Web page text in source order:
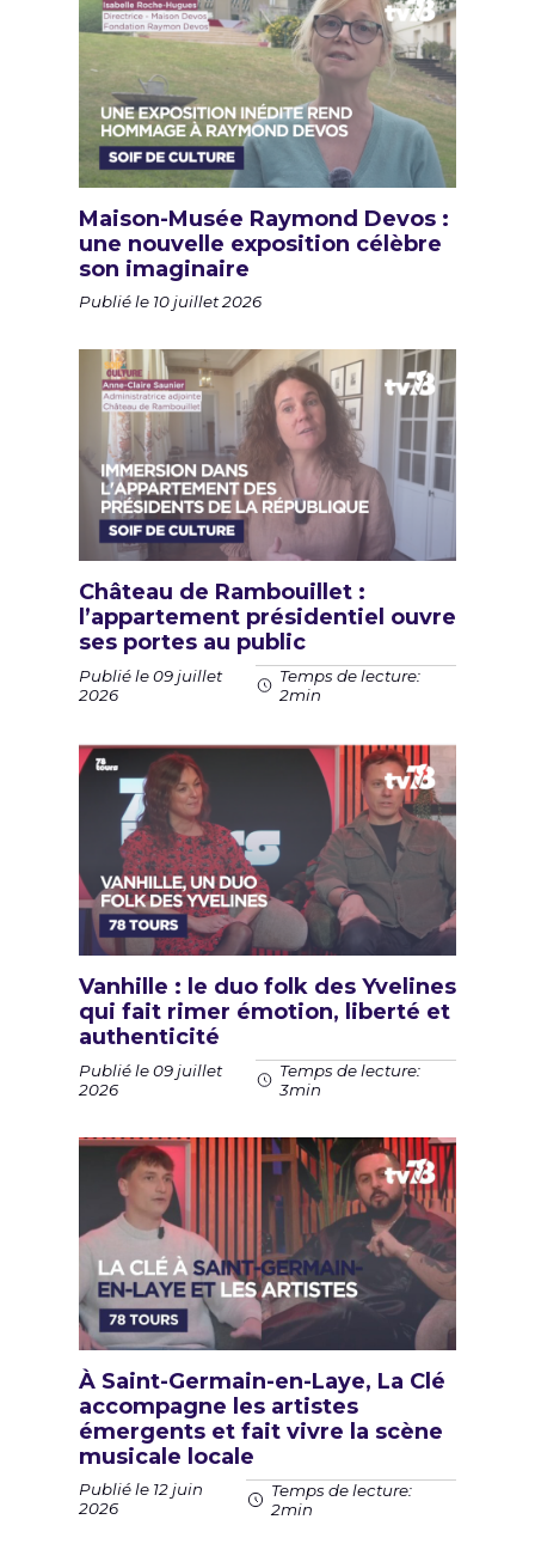
Maison-Musée Raymond Devos :
une nouvelle exposition célèbre
son imaginaire
Publié le 10 juillet 2026
Château de Rambouillet :
l’appartement présidentiel ouvre
ses portes au public
Publié le 09 juillet
2026
Temps de lecture:
2min
Vanhille : le duo folk des Yvelines
qui fait rimer émotion, liberté et
authenticité
Publié le 09 juillet
2026
Temps de lecture:
3min
À Saint-Germain-en-Laye, La Clé
accompagne les artistes
émergents et fait vivre la scène
musicale locale
Publié le 12 juin
2026
Temps de lecture:
2min